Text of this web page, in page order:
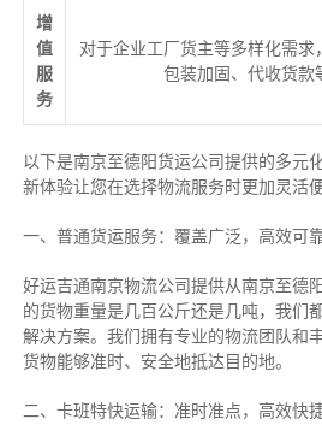
增
值
服
务
对于企业工厂货主等多样化需求
包装加固、代收货款
以下是南京至德阳货运公司提供的多元
新体验让您在选择物流服务时更加灵活便
一、普通货运服务：覆盖广泛，高效可
好运吉通南京物流公司提供从南京至德
的货物重量是几百公斤还是几吨，我们
解决方案。我们拥有专业的物流团队和
货物能够准时、安全地抵达目的地。
二、卡班特快运输：准时准点，高效快